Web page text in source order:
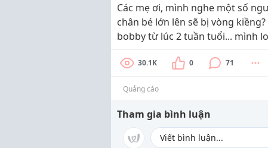
Các mẹ ơi, mình nghe một số
chân bé lớn lên sẽ bị vòng
bobby từ lúc 2 tuần tuổi... mình
30.1K 0 71
Quảng cáo
Tham gia bình luận